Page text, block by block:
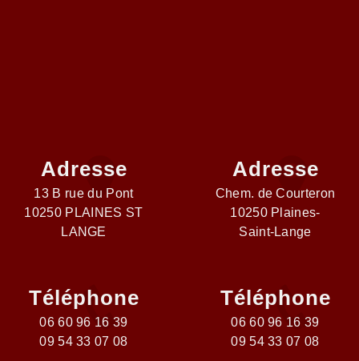
Adresse
13 B rue du Pont
10250 PLAINES ST
LANGE
Téléphone
06 60 96 16 39
09 54 33 07 08
Adresse
Chem. de Courteron
10250 Plaines-
Saint-Lange
Téléphone
06 60 96 16 39
09 54 33 07 08